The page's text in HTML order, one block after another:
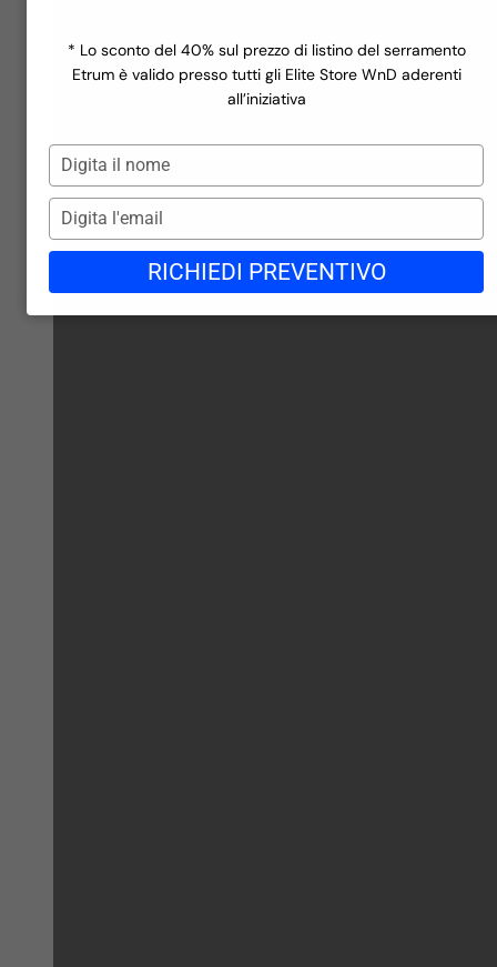
* Lo sconto del 40% sul prezzo di listino del serramento
Etrum è valido presso tutti gli Elite Store WnD aderenti
all’iniziativa
Digita
il
nome
Digita
l'email
RICHIEDI PREVENTIVO
Scopri la linea
Finiture in PVC
Finiture in PVC
Finiture in Alluminio
Realizzazioni
Azienda
Gli store di WND
Lavora con noi
Richiedi preventivo →